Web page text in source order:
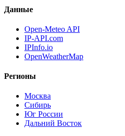
Данные
Open-Meteo API
IP-API.com
IPInfo.io
OpenWeatherMap
Регионы
Москва
Сибирь
Юг России
Дальний Восток